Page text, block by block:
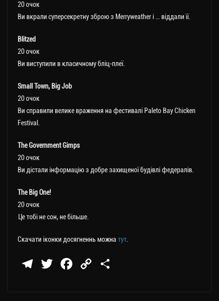
20 очок
Ви вкрали суперсекретну зброю з Merryweather і … віддали її.
Blitzed
20 очок
Ви виступили в класичному бліц-плеї.
Small Town, Big Job
20 очок
Ви справили велике враження на фестивалі Paleto Bay Chicken
Festival.
The Government Gimps
20 очок
Ви дістали інформацію з добре захищеної будівлі федералів.
The Big One!
20 очок
Це тобі не сон, не більше.
Скачати іконки досягненнь можна тут.
Te
T
Fa
C